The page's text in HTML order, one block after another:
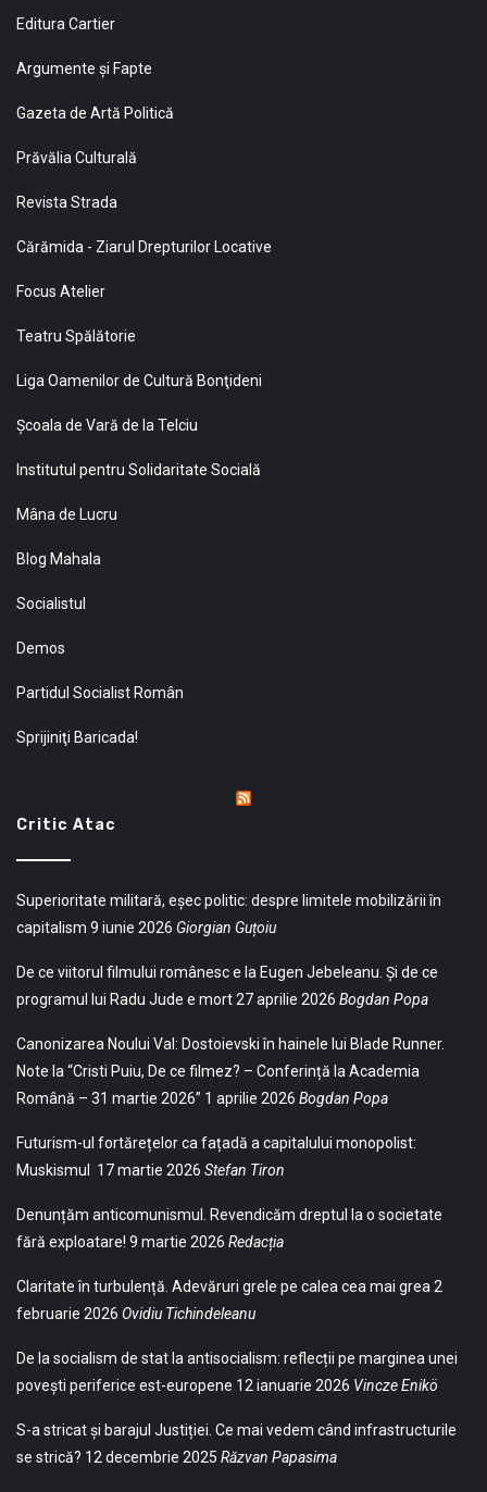
Editura Cartier
Argumente și Fapte
Gazeta de Artă Politică
Prăvălia Culturală
Revista Strada
Cărămida - Ziarul Drepturilor Locative
Focus Atelier
Teatru Spălătorie
Liga Oamenilor de Cultură Bonţideni
Şcoala de Vară de la Telciu
Institutul pentru Solidaritate Socială
Mâna de Lucru
Blog Mahala
Socialistul
Demos
Partidul Socialist Român
Sprijiniţi Baricada!
Critic Atac
Superioritate militară, eșec politic: despre limitele mobilizării în
capitalism 9 iunie 2026 Giorgian Guțoiu
De ce viitorul filmului românesc e la Eugen Jebeleanu. Și de ce
programul lui Radu Jude e mort27 aprilie 2026 Bogdan Popa
Canonizarea Noului Val: Dostoievski în hainele lui Blade Runner.
Note la “Cristi Puiu, De ce filmez? – Conferință la Academia
Română – 31 martie 2026” 1 aprilie 2026 Bogdan Popa
Futurism-ul fortărețelor ca fațadă a capitalului monopolist:
Muskismul
17 martie 2026 Stefan Tiron
Denunțăm anticomunismul. Revendicăm dreptul la o societate
fără exploatare! 9 martie 2026 Redacția
Claritate în turbulență. Adevăruri grele pe calea cea mai grea 2
februarie 2026 Ovidiu Tichindeleanu
De la socialism de stat la antisocialism: reflecții pe marginea unei
povești periferice est-europene 12 ianuarie 2026 Vincze Enikö
S-a stricat și barajul Justiției. Ce mai vedem când infrastructurile
se strică? 12 decembrie 2025 Răzvan Papasima